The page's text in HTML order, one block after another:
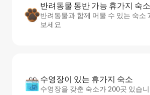
반려동물 동반 가능 휴가지 숙소
반려동물과 함께 머물 수 있는 숙소
보세요
수영장이 있는 휴가지 숙소
수영장을 갖춘 숙소가 200곳 있습